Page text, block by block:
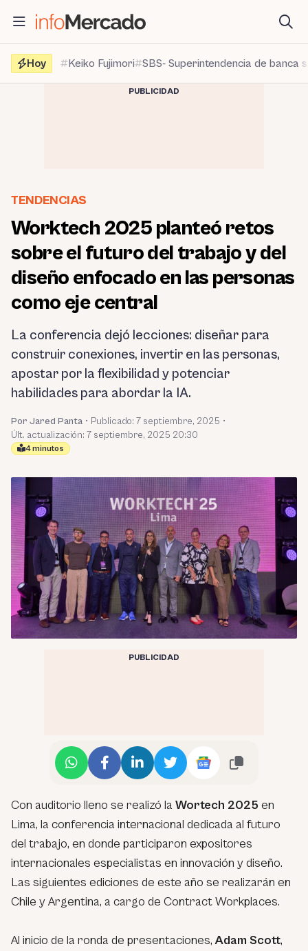
contenido
Hoy
Keiko Fujimori SBS- Superintendencia de banca
PUBLICIDAD
TENDENCIAS
Worktech 2025 planteó retos
sobre el futuro del trabajo y del
diseño enfocado en las personas
como eje central
La conferencia dejó lecciones: diseñar para
construir conexiones, invertir en las personas,
apostar por la flexibilidad y potenciar
habilidades para abordar la IA.
Por Jared Panta • Publicado: 7 septiembre, 2025 •
Últ. actualización: 7 septiembre, 2025 20:30
4 minutos
PUBLICIDAD
Con auditorio lleno se realizó la Wortech 2025 en
Lima, la conferencia internacional dedicada al futuro
del trabajo, en donde participaron expositores
internacionales especialistas en innovación y diseño.
Las siguientes ediciones de este año se realizarán en
Chile y Argentina, a cargo de Contract Workplaces.
Al inicio de la ronda de presentaciones,Adam Scott,